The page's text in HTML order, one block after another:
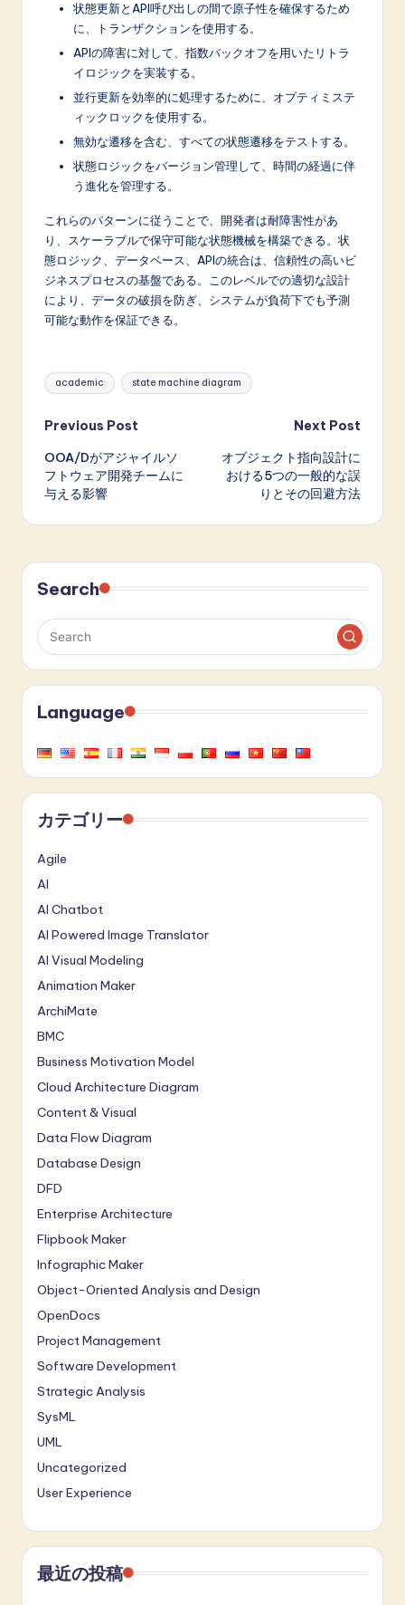
状態更新とAPI呼び出しの間で原子性を確保するため
に、トランザクションを使用する。
APIの障害に対して、指数バックオフを用いたリトラ
イロジックを実装する。
並行更新を効率的に処理するために、オプティミステ
ィックロックを使用する。
無効な遷移を含む、すべての状態遷移をテストする。
状態ロジックをバージョン管理して、時間の経過に伴
う進化を管理する。
これらのパターンに従うことで、開発者は耐障害性があ
り、スケーラブルで保守可能な状態機械を構築できる。状
態ロジック、データベース、APIの統合は、信頼性の高いビ
ジネスプロセスの基盤である。このレベルでの適切な設計
により、データの破損を防ぎ、システムが負荷下でも予測
可能な動作を保証できる。
Tags:
academic state machine diagram
Post
navigation
Previous Post
OOA/Dがアジャイルソ
フトウェア開発チームに
与える影響
Next Post
オブジェクト指向設計に
おける5つの一般的な誤
りとその回避方法
Search
Language
カテゴリー
Agile
AI
AI Chatbot
AI Powered Image Translator
AI Visual Modeling
Animation Maker
ArchiMate
BMC
Business Motivation Model
Cloud Architecture Diagram
Content & Visual
Data Flow Diagram
Database Design
DFD
Enterprise Architecture
Flipbook Maker
Infographic Maker
Object-Oriented Analysis and Design
OpenDocs
Project Management
Software Development
Strategic Analysis
SysML
UML
Uncategorized
User Experience
最近の投稿